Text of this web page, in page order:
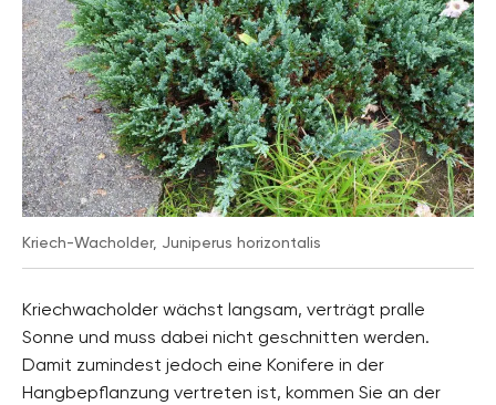
Kriech-Wacholder, Juniperus horizontalis
Kriechwacholder wächst langsam, verträgt pralle
Sonne und muss dabei nicht geschnitten werden.
Damit zumindest jedoch eine Konifere in der
Hangbepflanzung vertreten ist, kommen Sie an der